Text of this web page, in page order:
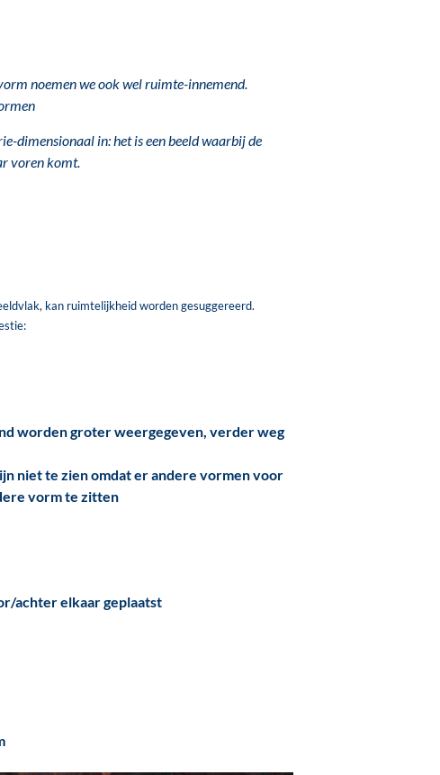
noemen we ook wel ruimte-innemend.
dimensionaal in: het is een beeld waarbij de
voren komt.
kan ruimtelijkheid worden gesuggereerd.
worden groter weergegeven, verder weg
niet te zien omdat er andere vormen voor
vorm te zitten
achter elkaar geplaatst